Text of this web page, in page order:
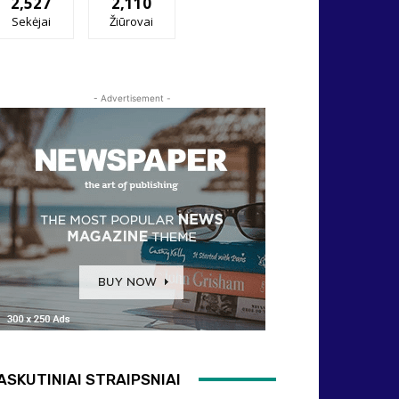
Sekėjai Žiūrovai
- Advertisement -
STRAIPSNIAI